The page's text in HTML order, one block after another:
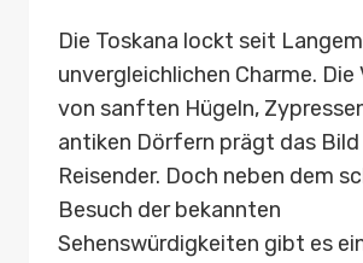
Die Toskana lockt seit
unvergleichlichen Charme.
von sanften Hügeln,
antiken Dörfern prägt das Bild
Reisender. Doch neben dem
Besuch der bekannten
Sehenswürdigkeiten gibt es